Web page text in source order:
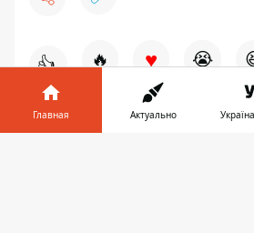
👍 🔥 ♥ 😭
Главная Актуально